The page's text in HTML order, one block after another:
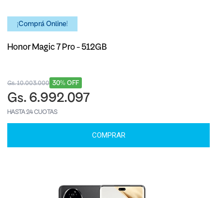
¡Comprá Online!
Honor Magic 7 Pro - 512GB
30% OFF
Gs. 10.003.000
Gs. 6.992.097
HASTA 24 CUOTAS
COMPRAR